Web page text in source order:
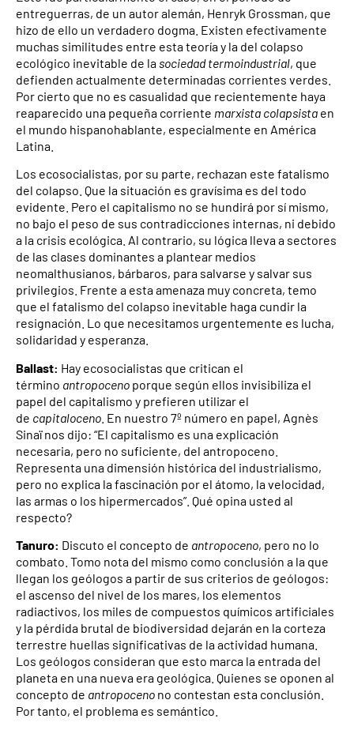
entreguerras, de un autor alemán, Henryk Grossman, que
hizo de ello un verdadero dogma. Existen efectivamente
muchas similitudes entre esta teoría y la del colapso
ecológico inevitable de lasociedad termoindustrial, que
defienden actualmente determinadas corrientes verdes.
Por cierto que no es casualidad que recientemente haya
reaparecido una pequeña corriente marxista colapsista en
el mundo hispanohablante, especialmente en América
Latina.
Los ecosocialistas, por su parte, rechazan este fatalismo
del colapso. Que la situación es gravísima es del todo
evidente. Pero el capitalismo no se hundirá por sí mismo,
no bajo el peso de sus contradicciones internas, ni debido
a la crisis ecológica. Al contrario, su lógica lleva a sectores
de las clases dominantes a plantear medios
neomalthusianos, bárbaros, para salvarse y salvar sus
privilegios. Frente a esta amenaza muy concreta, temo
que el fatalismo del colapso inevitable haga cundir la
resignación. Lo que necesitamos urgentemente es lucha,
solidaridad y esperanza.
Ballast: Hay ecosocialistas que critican el
término antropoceno porque según ellos invisibiliza el
papel del capitalismo y prefieren utilizar el
de capitaloceno . En nuestro 7º número en papel, Agnès
Sinaï nos dijo: “El capitalismo es una explicación
necesaria, pero no suficiente, del antropoceno.
Representa una dimensión histórica del industrialismo,
pero no explica la fascinación por el átomo, la velocidad,
las armas o los hipermercados”. Qué opina usted al
respecto?
Tanuro: Discuto el concepto de antropoceno, pero no lo
combato. Tomo nota del mismo como conclusión a la que
llegan los geólogos a partir de sus criterios de geólogos:
el ascenso del nivel de los mares, los elementos
radiactivos, los miles de compuestos químicos artificiales
y la pérdida brutal de biodiversidad dejarán en la corteza
terrestre huellas significativas de la actividad humana.
Los geólogos consideran que esto marca la entrada del
planeta en una nueva era geológica. Quienes se oponen al
concepto de antropoceno no contestan esta conclusión.
Por tanto, el problema es semántico.